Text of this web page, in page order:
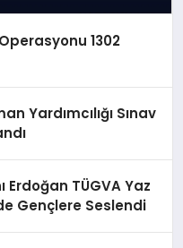
1302
Yardımcılığı Sınav
Erdoğan TÜGVA Yaz
Gençlere Seslendi